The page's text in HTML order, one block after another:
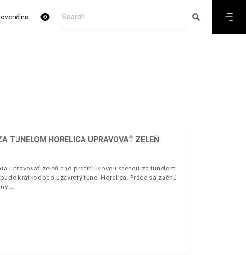
TUNELOM HORELICA UPRAVOVAŤ ZELEŇ
upravovať zeleň nad protihlukovou stenou za tunelom
krátkodobo uzavretý tunel Horelica. Práce sa začnú